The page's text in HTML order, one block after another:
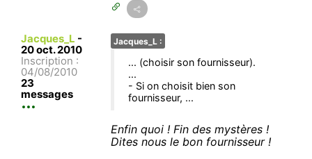
Jacques_L -
20 oct. 2010
Inscription :
04/08/2010
23
messages
Jacques_L :
... (choisir son fournisseur).
...
- Si on choisit bien son
fournisseur, ...
Enfin quoi ! Fin des mystères !
Dites nous le bon fournisseur !